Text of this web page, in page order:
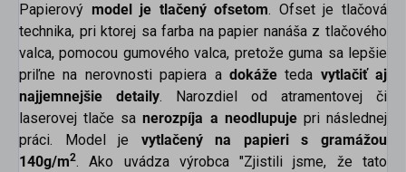
Papierový model je tlačený ofsetom. Ofset je tlačová
technika, pri ktorej sa farba na papier nanáša z tlačového
valca, pomocou gumového valca, pretože guma sa lepšie
priľne na nerovnosti papiera a dokážeteda vytlačiť aj
najjemnejšie detaily. Narozdiel od atramentovej či
laserovej tlače sa nerozpíja a neodlupujepri následnej
práci. Model je vytlačený na papieri s gramážou
140g/m2. Ako uvádza výrobca "Zjistili jsme, že tato